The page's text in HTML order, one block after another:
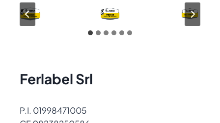
Ferlabel Srl
P.I. 01998471005